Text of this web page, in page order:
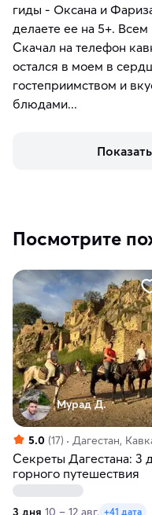
гиды - Оксана и
делаете ее на 5+.
Скачал на телефон
остался в моем в
гостеприимством и
блюдами...
Посмотрите
Мурад Д.
5.0 (17) Дагестан,
Секреты Дагестана: 3
горного путешествия
3 дня 10 – 12 авг. +41 дата